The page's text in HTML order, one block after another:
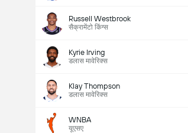
Russell Westbrook
सैक्रामेंटो किंग्स
Kyrie Irving
डलास मावेरिक्स
Klay Thompson
डलास मावेरिक्स
WNBA
यूएसए